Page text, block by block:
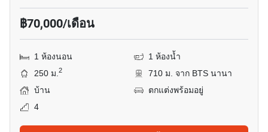
฿70,000/เดือน
1 ห้องนอน
1 ห้องน้ำ
250 ม.2
710 ม. จาก BTS นานา
บ้าน
ตกแต่งพร้อมอยู่
4